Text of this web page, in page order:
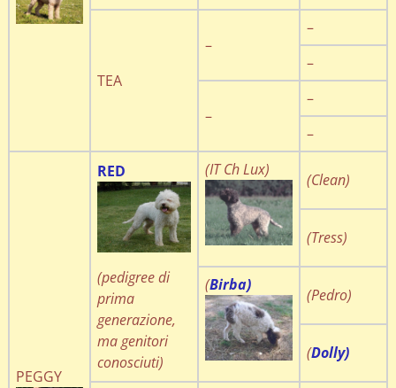
TEA
–
–
–
–
–
–
PEGGY
RED
(pedigree di
prima
generazione,
ma genitori
conosciuti)
(IT Ch Lux)
(Clean)
(Tress)
(Birba)
(Pedro)
(Dolly)